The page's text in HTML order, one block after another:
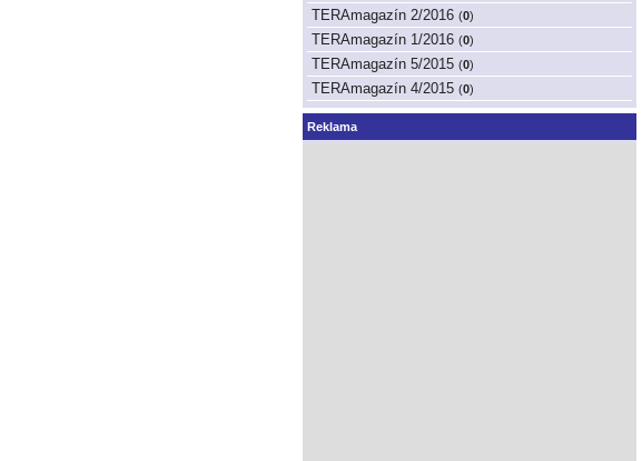
TERAmagazín 2/2016 (0)
TERAmagazín 1/2016 (0)
TERAmagazín 5/2015 (0)
TERAmagazín 4/2015 (0)
Reklama